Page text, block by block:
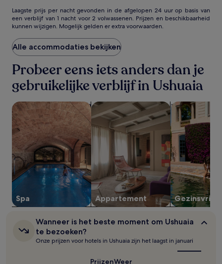
Laagste
prijs
per
nacht
gevonden
in
de
afgelopen
24
uur
basis
van
een
verblijf
van
1
nacht
voor
2
volwassenen.
Prijzen
en
wijzigen.
Mogelijk
Laagste prijs per nacht gevonden in de afgelopen 24 uur op basis van
een verblijf van 1 nacht voor 2 volwassenen. Prijzen en beschikbaarheid
kunnen wijzigen. Mogelijk gelden er extra voorwaarden.
Alle accommodaties bekijken
Probeer eens iets anders dan je
gebruikelijke verblijf in Ushuaia
Spa
Accommodaties met een spa zoeken
Appartement
Appartementen zoeken
Wanneer
is
het
beste
Wanneer is het beste moment om Ushuaia
te bezoeken?
Onze prijzen voor hotels in Ushuaia zijn het laagst in januari
PrijzenWeer